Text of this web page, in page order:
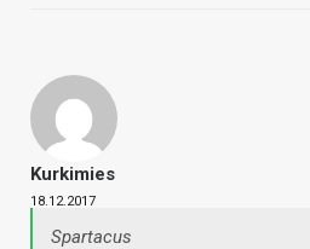
Kurkimies
18.12.2017
Spartacus